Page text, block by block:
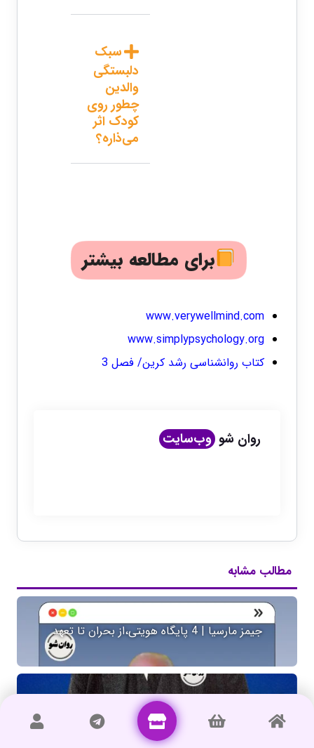
سبک
دلبستگی
والدین
چطور روی
کودک اثر
می‌ذاره؟
برای مطالعه بیشتر
www.verywellmind.com
www.simplypsychology.org
کتاب روانشناسی رشد کرین/ فصل 3
روان شو وب‌سایت
مطالب مشابه
جیمز مارسیا | 4 پایگاه هویتی،از بحران تا تعهد
آیا پیاژه توانایی کودک را دست‌کم گرفته بود؟ نقد نظریه
پیاژه